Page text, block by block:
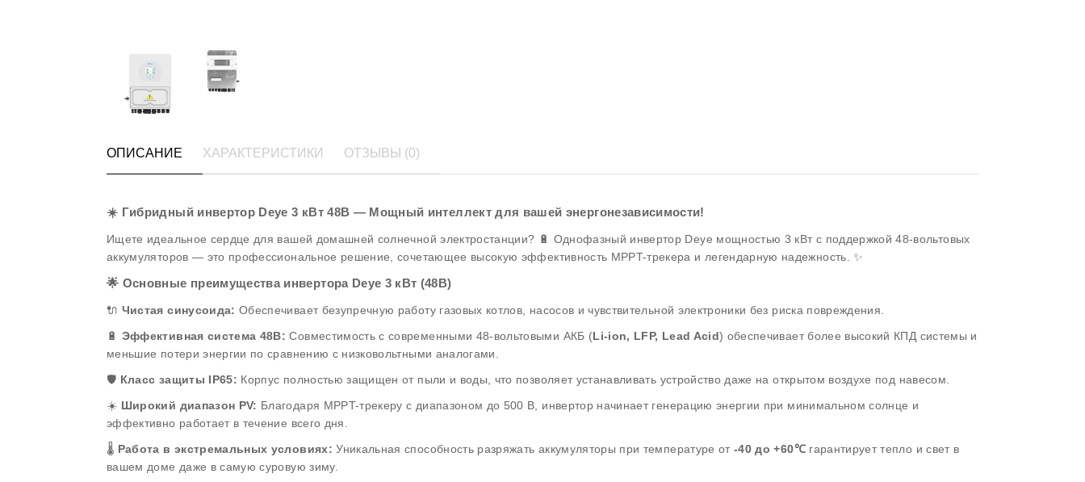
ОПИСАНИЕ ХАРАКТЕРИСТИКИ ОТЗЫВЫ (0)
☀️ Гибридный инвертор Deye 3 кВт 48В — Мощный интеллект для вашей энергонезависимости!
Ищете идеальное сердце для вашей домашней солнечной электростанции? 🔋 Однофазный инвертор Deye мощностью 3 кВт с поддержкой 48-вольтовых
аккумуляторов — это профессиональное решение, сочетающее высокую эффективность MPPT-трекера и легендарную надежность. ✨
🌟 Основные преимущества инвертора Deye 3 кВт (48В)
🔌 Чистая синусоида: Обеспечивает безупречную работу газовых котлов, насосов и чувствительной электроники без риска повреждения.
🔋 Эффективная система 48В: Совместимость с современными 48-вольтовыми АКБ (Li-ion, LFP, Lead Acid) обеспечивает более высокий КПД системы и
меньшие потери энергии по сравнению с низковольтными аналогами.
🛡️ Класс защиты IP65: Корпус полностью защищен от пыли и воды, что позволяет устанавливать устройство даже на открытом воздухе под навесом.
☀️ Широкий диапазон PV: Благодаря MPPT-трекеру с диапазоном до 500 В, инвертор начинает генерацию энергии при минимальном солнце и
эффективно работает в течение всего дня.
🌡️ Работа в экстремальных условиях: Уникальная способность разряжать аккумуляторы при температуре от-40 до +60℃гарантирует тепло и свет в
вашем доме даже в самую суровую зиму.